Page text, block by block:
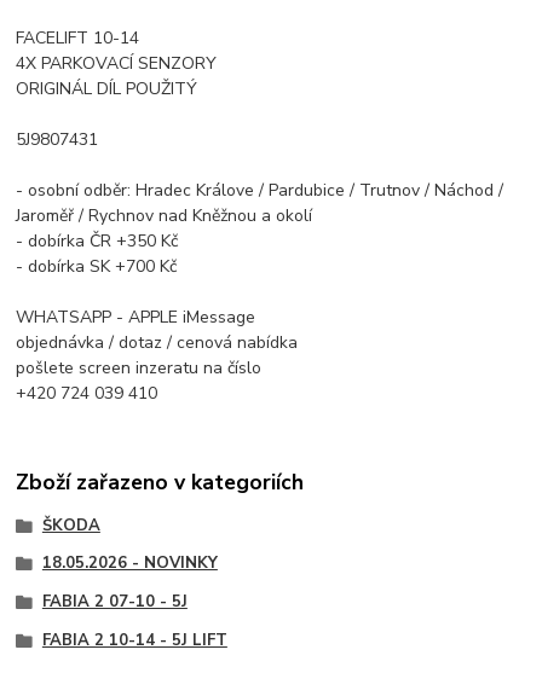
FACELIFT 10-14
4X PARKOVACÍ SENZORY
ORIGINÁL DÍL POUŽITÝ
5J9807431
- osobní odběr: Hradec Králove / Pardubice / Trutnov / Náchod /
Jaroměř / Rychnov nad Kněžnou a okolí
- dobírka ČR +350 Kč
- dobírka SK +700 Kč
WHATSAPP - APPLE iMessage
objednávka / dotaz / cenová nabídka
pošlete screen inzeratu na číslo
+420 724 039 410
Zboží zařazeno v kategoriích
ŠKODA
18.05.2026 - NOVINKY
FABIA 2 07-10 - 5J
FABIA 2 10-14 - 5J LIFT